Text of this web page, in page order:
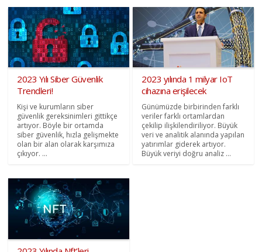
2023 Yılı Siber Güvenlik
Trendleri!
Kişi ve kurumların siber
güvenlik gereksinimleri gittikçe
artıyor. Böyle bir ortamda
siber güvenlik, hızla gelişmekte
olan bir alan olarak karşımıza
çıkıyor. ...
2023 yılında 1 milyar IoT
cihazına erişilecek
Günümüzde birbirinden farklı
veriler farklı ortamlardan
çekilip ilişkilendiriliyor. Büyük
veri ve analitik alanında yapılan
yatırımlar giderek artıyor.
Büyük veriyi doğru analiz ...